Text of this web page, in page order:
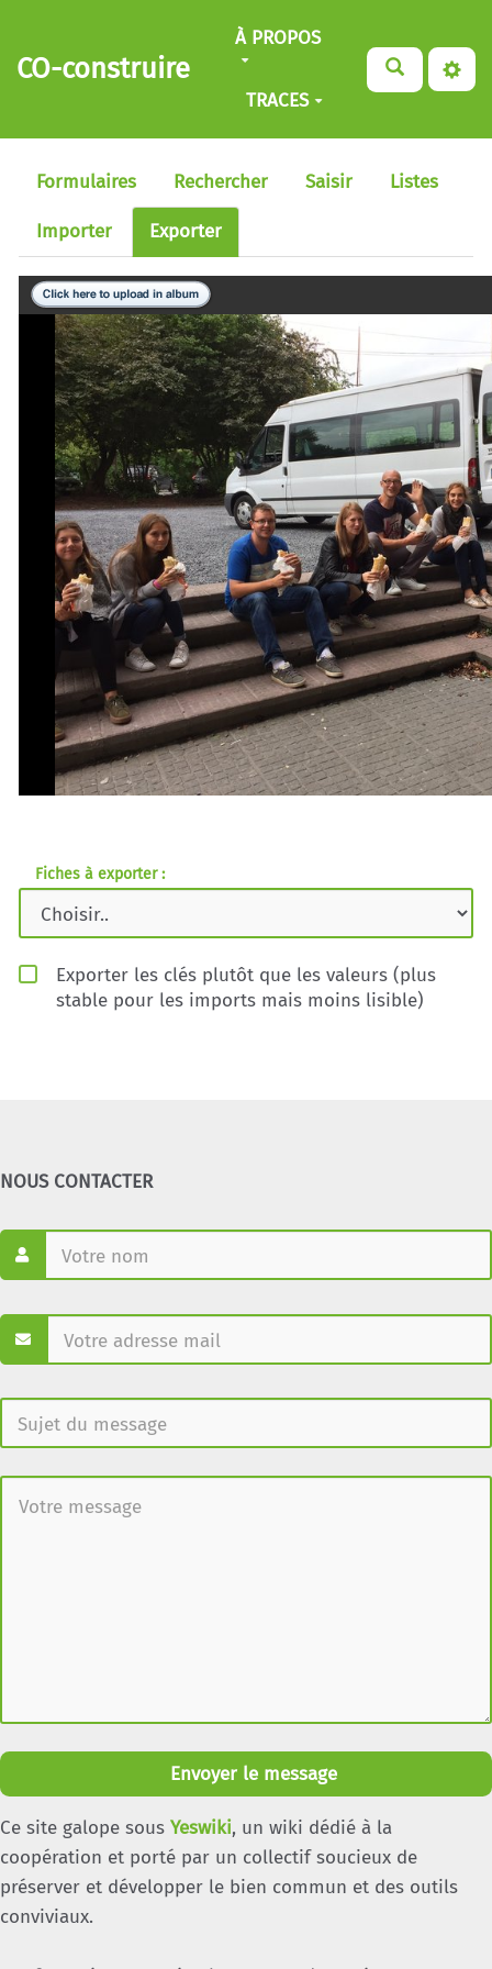
Aller au contenu principal
CO-construire
À PROPOS
TRACES
Formulaires Rechercher Saisir Listes
Importer Exporter
Fiches à exporter :
Exporter les clés plutôt que les valeurs (plus
stable pour les imports mais moins lisible)
NOUS CONTACTER
Envoyer le message
Ce site galope sous Yeswiki, un wiki dédié à la
coopération et porté par un collectif soucieux de
préserver et développer le bien commun et des outils
conviviaux.